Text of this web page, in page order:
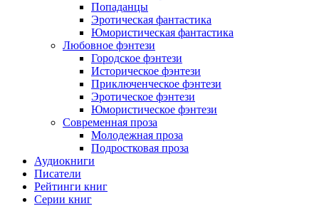
Попаданцы
Эротическая фантастика
Юмористическая фантастика
Любовное фэнтези
Городское фэнтези
Историческое фэнтези
Приключенческое фэнтези
Эротическое фэнтези
Юмористическое фэнтези
Современная проза
Молодежная проза
Подростковая проза
Аудиокниги
Писатели
Рейтинги книг
Серии книг